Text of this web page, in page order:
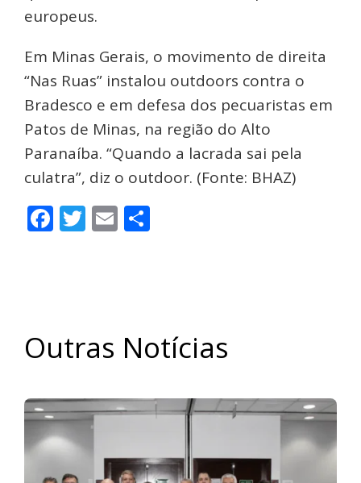
europeus.
Em Minas Gerais, o movimento de direita
“Nas Ruas” instalou outdoors contra o
Bradesco e em defesa dos pecuaristas em
Patos de Minas, na região do Alto
Paranaíba. “Quando a lacrada sai pela
culatra”, diz o outdoor. (Fonte: BHAZ)
Facebook
Twitter
Email
Outras Notícias